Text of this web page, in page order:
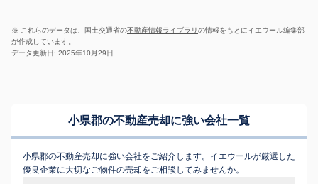
※ これらのデータは、国土交通省の不動産情報ライブラリの情報をもとにイエウール編集部
が作成しています。
データ更新日: 2025年10月29日
小県郡の不動産売却に強い会社一覧
小県郡の不動産売却に強い会社をご紹介します。イエウールが厳選した
優良企業に大切なご物件の売却をご相談してみませんか。